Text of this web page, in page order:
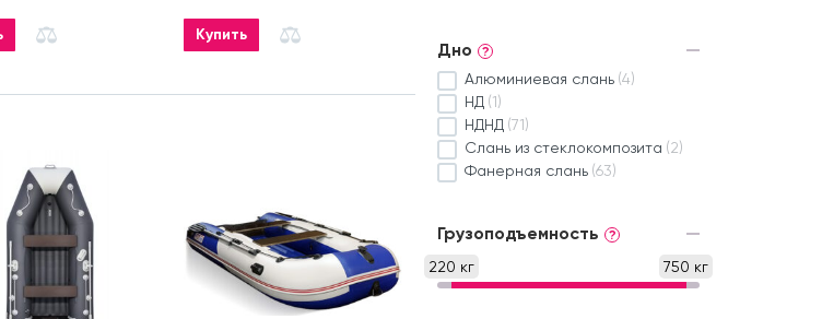
Купить
Дно ?
Алюминиевая слань (4)
НД (1)
НДНД (71)
Слань из стеклокомпозита (2)
Фанерная слань (63)
Грузоподъемность ?
220 кг 750 кг